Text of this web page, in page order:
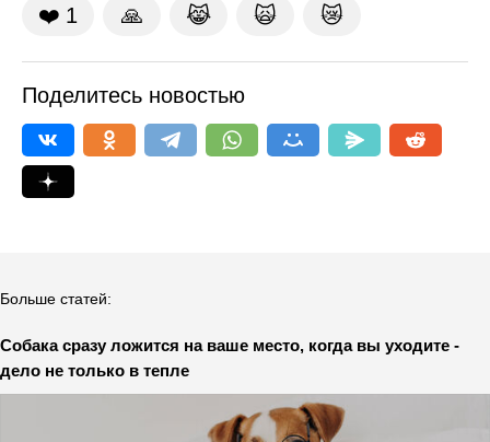
❤️ 1 🙏 😹 🙀 😿
Поделитесь новостью
Больше статей:
Собака сразу ложится на ваше место, когда вы уходите -
дело не только в тепле